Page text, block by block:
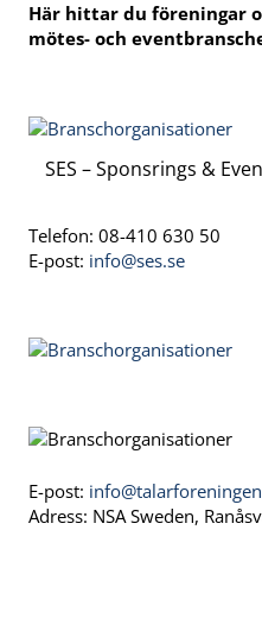
Här hittar du föreningar
mötes- och
SES – Sponsrings &
Telefon: 08-410 630 50
E-post: info@ses.se
E-post:
Adress: NSA Sweden,